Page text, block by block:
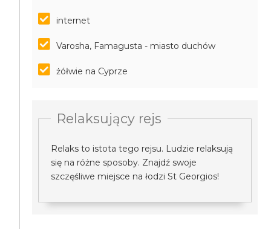
internet
Varosha, Famagusta - miasto duchów
żółwie na Cyprze
Relaksujący rejs
Relaks to istota tego rejsu. Ludzie relaksują
się na różne sposoby. Znajdź swoje
szczęśliwe miejsce na łodzi St Georgios!